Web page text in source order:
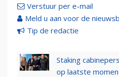
Verstuur per e-mail
Meld u aan voor de
Tip de redactie
Staking
op laatste